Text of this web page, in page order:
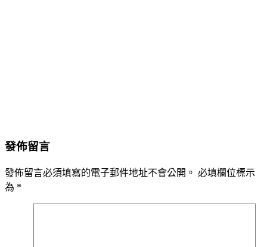
發佈留言
發佈留言必須填寫的電子郵件地址不會公開。 必填欄位標示
為 *